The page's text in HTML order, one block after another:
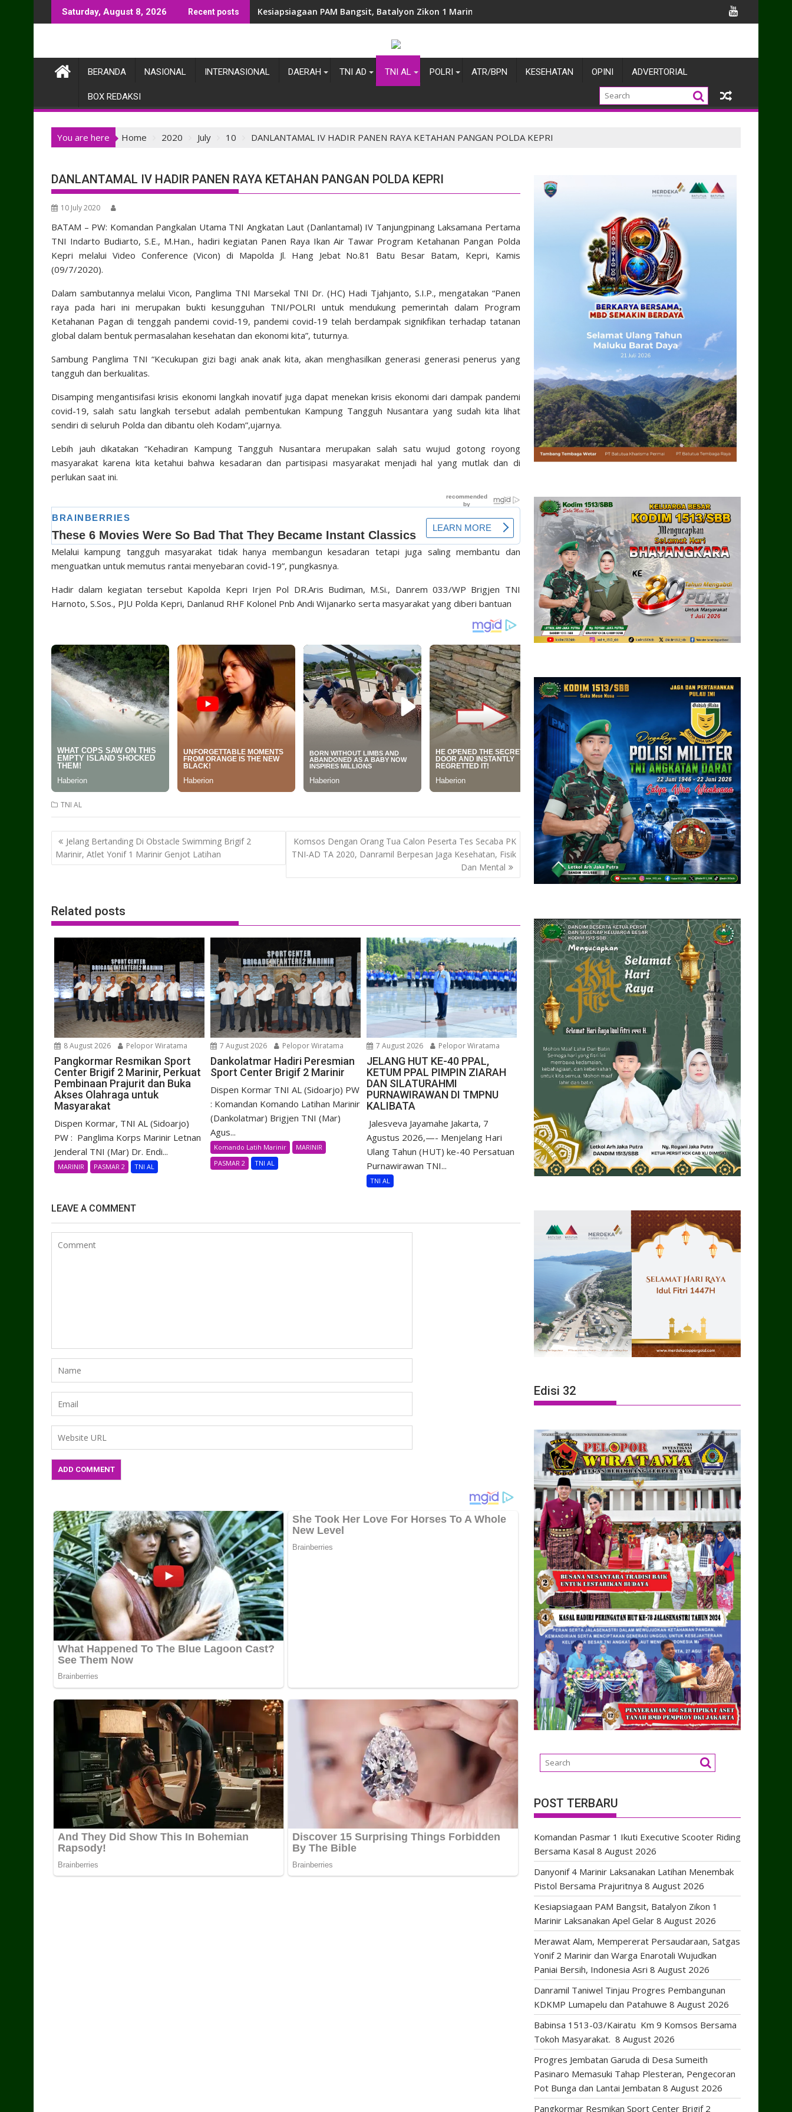
to
Saturday, August 8, 2026 Recent posts Kesiapsiagaan PAM Bangsit, Batalyon Zikon 1 Marinir Laksanakan Apel Gelar
BERANDA NASIONAL INTERNASIONAL DAERAH TNI AD TNI AL POLRI ATR/BPN KESEHATAN OPINI ADVERTORIAL
BOX REDAKSI
You are here Home 2020 July 10 DANLANTAMAL IV HADIR PANEN RAYA KETAHAN PANGAN POLDA KEPRI
DANLANTAMAL IV HADIR PANEN RAYA KETAHAN PANGAN POLDA KEPRI
10 July 2020
BATAM – PW: Komandan Pangkalan Utama TNI Angkatan Laut (Danlantamal) IV Tanjungpinang Laksamana Pertama
TNI Indarto Budiarto, S.E., M.Han., hadiri kegiatan Panen Raya Ikan Air Tawar Program Ketahanan Pangan Polda
Kepri melalui Video Conference (Vicon) di Mapolda Jl. Hang Jebat No.81 Batu Besar Batam, Kepri, Kamis
(09/7/2020).
Dalam sambutannya melalui Vicon, Panglima TNI Marsekal TNI Dr. (HC) Hadi Tjahjanto, S.I.P., mengatakan “Panen
raya pada hari ini merupakan bukti kesungguhan TNI/POLRI untuk mendukung pemerintah dalam Program
Ketahanan Pagan di tenggah pandemi covid-19, pandemi covid-19 telah berdampak signikfikan terhadap tatanan
global dalam bentuk permasalahan kesehatan dan ekonomi kita”, tuturnya.
Sambung Panglima TNI “Kecukupan gizi bagi anak anak kita, akan menghasilkan generasi generasi penerus yang
tangguh dan berkualitas.
Disamping mengantisifasi krisis ekonomi langkah inovatif juga dapat menekan krisis ekonomi dari dampak pandemi
covid-19, salah satu langkah tersebut adalah pembentukan Kampung Tangguh Nusantara yang sudah kita lihat
sendiri di seluruh Polda dan dibantu oleh Kodam”,ujarnya.
Lebih jauh dikatakan “Kehadiran Kampung Tangguh Nusantara merupakan salah satu wujud gotong royong
masyarakat karena kita ketahui bahwa kesadaran dan partisipasi masyarakat menjadi hal yang mutlak dan di
perlukan saat ini.
Melalui kampung tangguh masyarakat tidak hanya membangun kesadaran tetapi juga saling membantu dan
menguatkan untuk memutus rantai menyebaran covid-19”, pungkasnya.
Hadir dalam kegiatan tersebut Kapolda Kepri Irjen Pol DR.Aris Budiman, M.Si., Danrem 033/WP Brigjen TNI
Harnoto, S.Sos., PJU Polda Kepri, Danlanud RHF Kolonel Pnb Andi Wijanarko serta masyarakat yang diberi bantuan
TNI AL
Post
navigation
Jelang Bertanding Di Obstacle Swimming Brigif 2
Marinir, Atlet Yonif 1 Marinir Genjot Latihan
Komsos Dengan Orang Tua Calon Peserta Tes Secaba PK
TNI-AD TA 2020, Danramil Berpesan Jaga Kesehatan, Fisik
Dan Mental
Related posts
8 August 2026 Pelopor Wiratama
Pangkormar Resmikan Sport
Center Brigif 2 Marinir, Perkuat
Pembinaan Prajurit dan Buka
Akses Olahraga untuk
Masyarakat
Dispen Kormar, TNI AL (Sidoarjo)
PW : Panglima Korps Marinir Letnan
Jenderal TNI (Mar) Dr. Endi...
MARINIR PASMAR 2 TNI AL
7 August 2026 Pelopor Wiratama
Dankolatmar Hadiri Peresmian
Sport Center Brigif 2 Marinir
Dispen Kormar TNI AL (Sidoarjo) PW
: Komandan Komando Latihan Marinir
(Dankolatmar) Brigjen TNI (Mar)
Agus...
Komando Latih Marinir
MARINIR
PASMAR 2
TNI AL
7 August 2026 Pelopor Wiratama
JELANG HUT KE-40 PPAL,
KETUM PPAL PIMPIN ZIARAH
DAN SILATURAHMI
PURNAWIRAWAN DI TMPNU
KALIBATA
​ Jalesveva Jayamahe Jakarta, 7
Agustus 2026,—- Menjelang Hari
Ulang Tahun (HUT) ke-40 Persatuan
Purnawirawan TNI...
TNI AL
LEAVE A COMMENT
Edisi 32
POST TERBARU
Komandan Pasmar 1 Ikuti Executive Scooter Riding
Bersama Kasal 8 August 2026
Danyonif 4 Marinir Laksanakan Latihan Menembak
Pistol Bersama Prajuritnya 8 August 2026
Kesiapsiagaan PAM Bangsit, Batalyon Zikon 1
Marinir Laksanakan Apel Gelar 8 August 2026
Merawat Alam, Mempererat Persaudaraan, Satgas
Yonif 2 Marinir dan Warga Enarotali Wujudkan
Paniai Bersih, Indonesia Asri 8 August 2026
Danramil Taniwel Tinjau Progres Pembangunan
KDKMP Lumapelu dan Patahuwe 8 August 2026
Babinsa 1513-03/Kairatu Km 9 Komsos Bersama
Tokoh Masyarakat. 8 August 2026
Progres Jembatan Garuda di Desa Sumeith
Pasinaro Memasuki Tahap Plesteran, Pengecoran
Pot Bunga dan Lantai Jembatan 8 August 2026
Pangkormar Resmikan Sport Center Brigif 2